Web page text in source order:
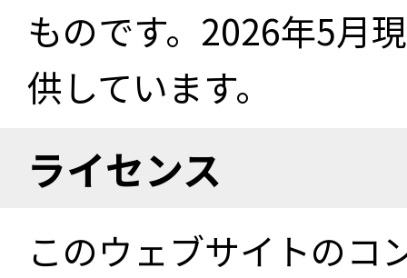
ものです。2026年5月
供しています。
ライセンス
このウェブサイトのコ